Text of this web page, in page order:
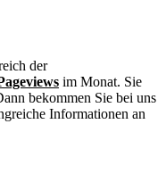
der
im Monat. Sie
bekommen Sie bei uns
Informationen an